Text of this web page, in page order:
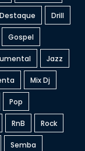
Destaque Drill
Gospel
Jazz
Mix Dj
Pop
RnB Rock
Semba